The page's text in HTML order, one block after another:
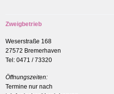
Zweigbetrieb
Weserstraße 168
27572 Bremerhaven
Tel: 0471 / 73320
Öffnungszeiten:
Termine nur nach